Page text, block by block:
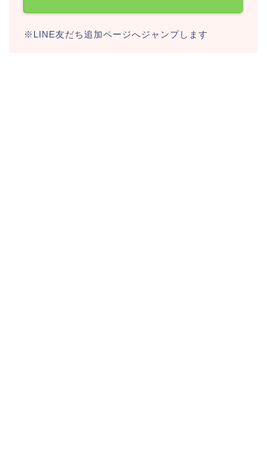
※LINE友だち追加ページへジャンプします